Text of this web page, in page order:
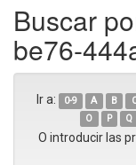
Buscar
be76-
Ir a: 0-9 A B
O
P Q
O introducir las